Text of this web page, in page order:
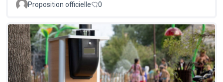
Proposition officielle 0